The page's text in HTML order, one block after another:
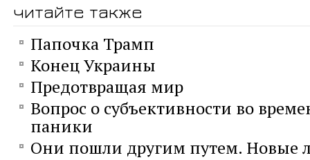
читайте также
Папочка Трамп
Конец Украины
Предотвращая мир
Вопрос о субъективности во
паники
Они пошли другим путем. Новые